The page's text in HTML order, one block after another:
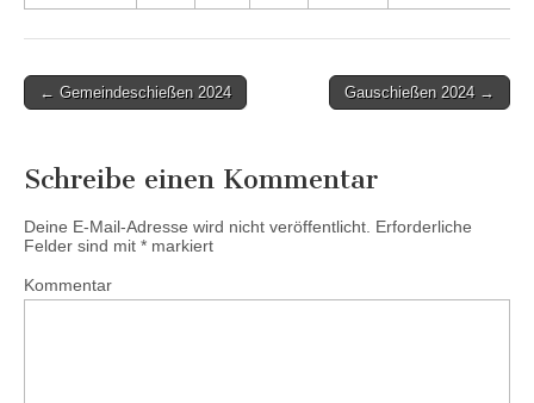
Post navigation
← Gemeindeschießen 2024 Gauschießen 2024 →
Schreibe einen Kommentar
Deine E-Mail-Adresse wird nicht veröffentlicht. Erforderliche
Felder sind mit * markiert
Kommentar